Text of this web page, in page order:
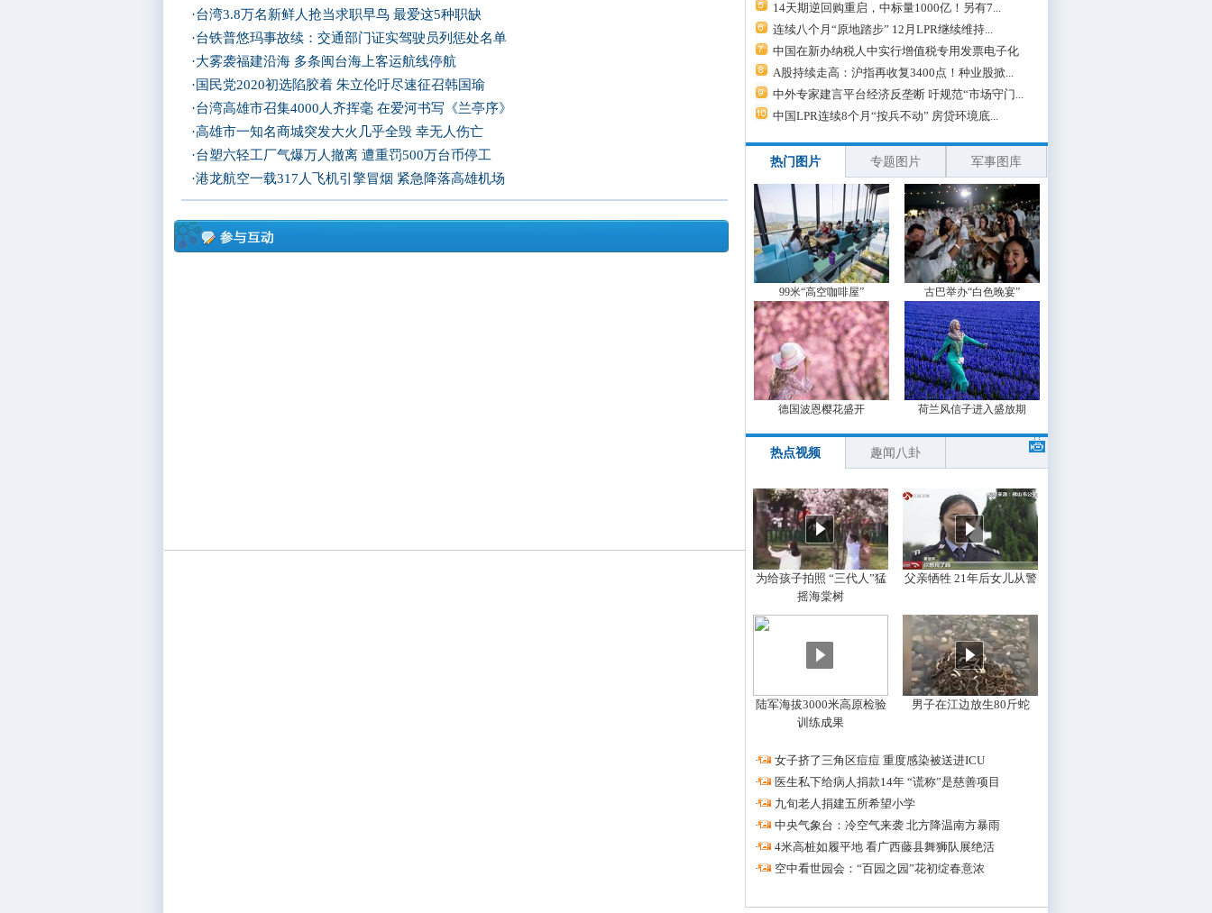
·台湾3.8万名新鲜人抢当求职早鸟 最爱这5种职缺
·台铁普悠玛事故续：交通部门证实驾驶员列惩处名单
·大雾袭福建沿海 多条闽台海上客运航线停航
· 国民党2020初选陷胶着 朱立伦吁尽速征召韩国瑜
·台湾高雄市召集4000人齐挥毫 在爱河书写《兰亭序》
·高雄市一知名商城突发大火几乎全毁 幸无人伤亡
·台塑六轻工厂气爆万人撤离 遭重罚500万台币停工
·港龙航空一载317人飞机引擎冒烟 紧急降落高雄机场
14天期逆回购重启，中标量1000亿！另有7...
连续八个月“原地踏步” 12月LPR继续维持...
中国在新办纳税人中实行增值税专用发票电子化
A股持续走高：沪指再收复3400点！种业股掀...
中外专家建言平台经济反垄断 吁规范“市场守门...
中国LPR连续8个月“按兵不动” 房贷环境底...
热门图片 专题图片 军事图库
99米“高空咖啡屋” 古巴举办“白色晚宴”
德国波恩樱花盛开 荷兰风信子进入盛放期
热点视频 趣闻八卦
为给孩子拍照 “三代人”猛
摇海棠树
父亲牺牲 21年后女儿从警
陆军海拔3000米高原检验
训练成果
男子在江边放生80斤蛇
·
女子挤了三角区痘痘 重度感染被送进ICU
·
医生私下给病人捐款14年 “谎称”是慈善项目
·
九旬老人捐建五所希望小学
·
中央气象台：冷空气来袭 北方降温南方暴雨
·
4米高桩如履平地 看广西藤县舞狮队展绝活
·
空中看世园会：“百园之园”花初绽春意浓